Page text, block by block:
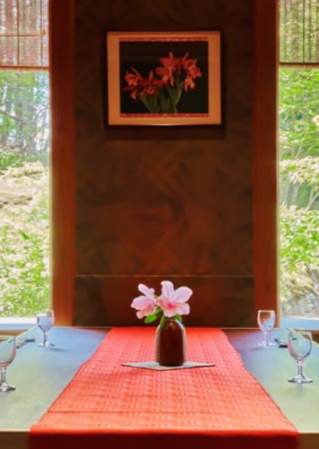
秋保温泉 旅館 蘭亭